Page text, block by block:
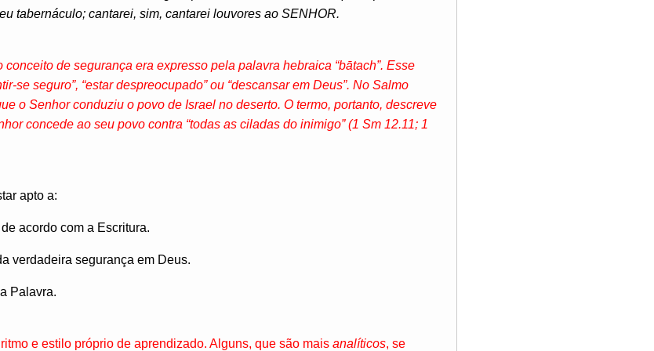
tabernáculo; cantarei, sim, cantarei louvores ao SENHOR.
conceito de segurança era expresso pela palavra hebraica “bātach”. Esse
se seguro”, “estar despreocupado” ou “descansar em Deus”. No Salmo
o Senhor conduziu o povo de Israel no deserto. O termo, portanto, descreve
concede ao seu povo contra “todas as ciladas do inimigo” (1 Sm 12.11; 1
apto a:
acordo com a Escritura.
verdadeira segurança em Deus.
Palavra.
e estilo próprio de aprendizado. Alguns, que são mais analíticos, se